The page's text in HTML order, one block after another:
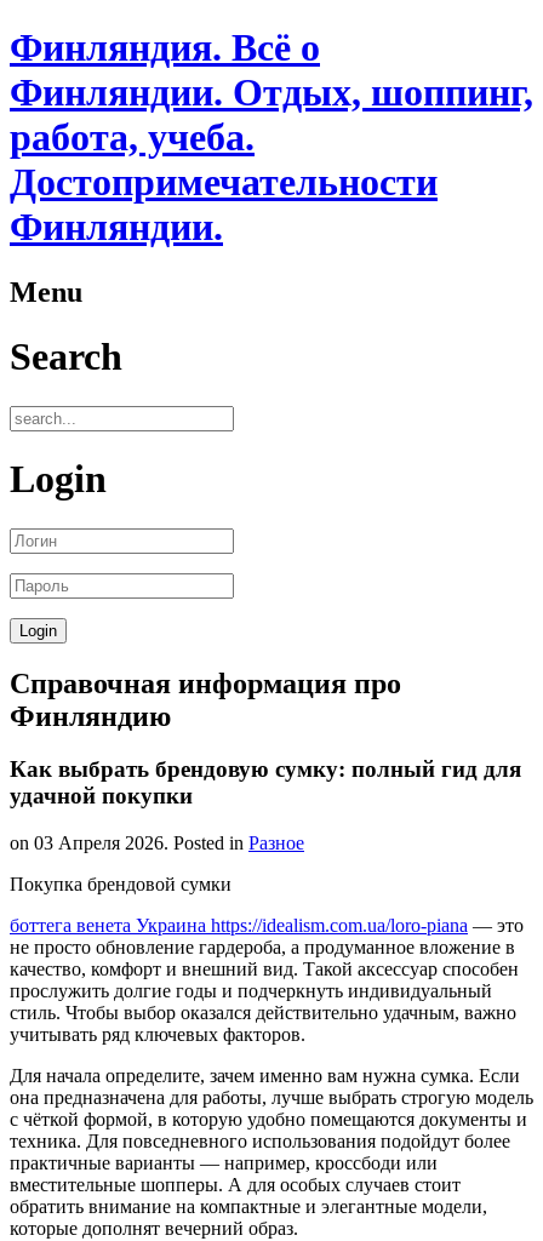
Финляндия. Всё о
Финляндии. Отдых, шоппинг,
работа, учеба.
Достопримечательности
Финляндии.
Menu
Search
Login
Справочная информация про
Финляндию
Как выбрать брендовую сумку: полный гид для
удачной покупки
on 03 Апреля 2026. Posted in Разное
Покупка брендовой сумки
боттега венета Украина https://idealism.com.ua/loro-piana — это
не просто обновление гардероба, а продуманное вложение в
качество, комфорт и внешний вид. Такой аксессуар способен
прослужить долгие годы и подчеркнуть индивидуальный
стиль. Чтобы выбор оказался действительно удачным, важно
учитывать ряд ключевых факторов.
Для начала определите, зачем именно вам нужна сумка. Если
она предназначена для работы, лучше выбрать строгую модель
с чёткой формой, в которую удобно помещаются документы и
техника. Для повседневного использования подойдут более
практичные варианты — например, кроссбоди или
вместительные шопперы. А для особых случаев стоит
обратить внимание на компактные и элегантные модели,
которые дополнят вечерний образ.